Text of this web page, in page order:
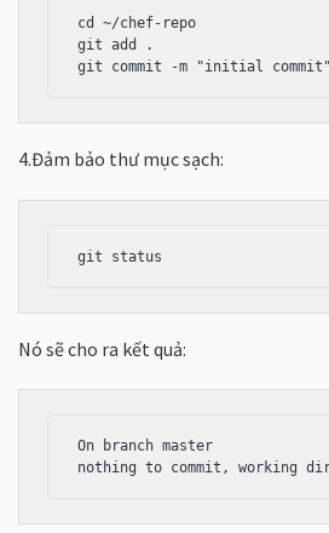
cd ~/chef-repo
git add .
git commit -m "initial commit"
4.Đảm bảo thư mục sạch:
Nó sẽ cho ra kết quả:
On branch master
nothing to commit, working